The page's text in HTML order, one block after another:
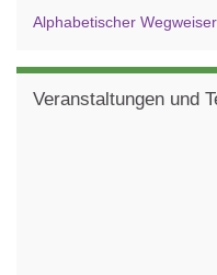
Alphabetischer
Veranstaltungen und